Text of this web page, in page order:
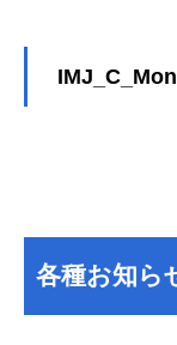
各種お知ら